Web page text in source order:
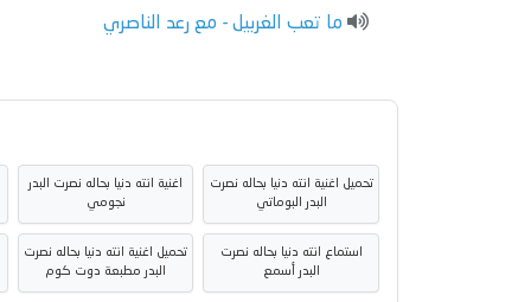
ما تعب الغربيل - مع رعد الناصري
تحميل اغنية انته دنيا بحاله نصرت
البدر البوماتي
اغنية انته دنيا بحاله نصرت البدر
نجومي
استماع انته دنيا بحاله نصرت
البدر أسمع
تحميل اغنية انته دنيا بحاله نصرت
البدر مطبعة دوت كوم